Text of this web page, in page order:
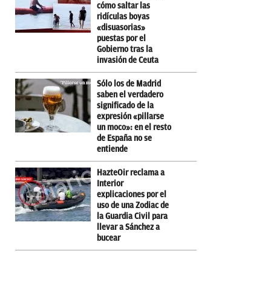
cómo saltar las
ridículas boyas
«disuasorias»
puestas por el
Gobierno tras la
invasión de Ceuta
Sólo los de Madrid
saben el verdadero
significado de la
expresión «pillarse
un moco»: en el resto
de España no se
entiende
HazteOir reclama a
Interior
explicaciones por el
uso de una Zodiac de
la Guardia Civil para
llevar a Sánchez a
bucear